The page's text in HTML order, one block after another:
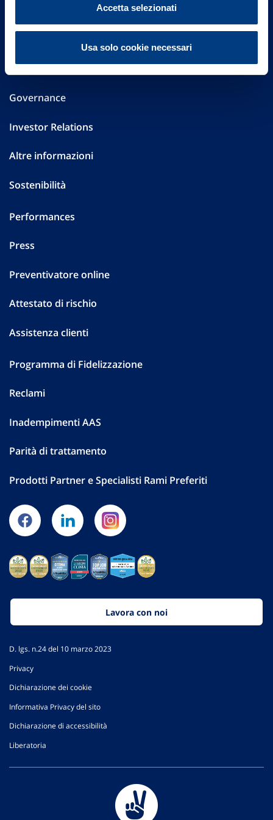
Accetta selezionati
Usa solo cookie necessari
Via Ignazio Gardella, 2
20149 Milano
FAQ
Governance
Investor Relations
Altre informazioni
Sostenibilità
Performances
Press
Preventivatore online
Attestato di rischio
Assistenza clienti
Programma di Fidelizzazione
Reclami
Inadempimenti AAS
Parità di trattamento
Prodotti Partner e Specialisti Rami Preferiti
Lavora con noi
D. lgs. n.24 del 10 marzo 2023
Privacy
Dichiarazione dei cookie
Informativa Privacy del sito
Dichiarazione di accessibilità
Liberatoria